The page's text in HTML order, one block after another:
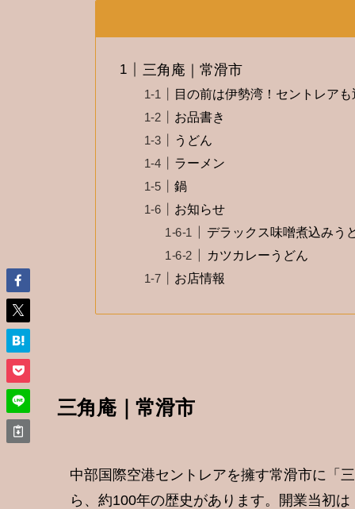
三角庵｜常滑市
目の前は伊勢湾！セントレア
お品書き
うどん
ラーメン
鍋
お知らせ
デラックス味噌煮込みう
カツカレーうどん
お店情報
三角庵｜常滑市
中部国際空港セントレアを擁す常滑市に「
ら、約100年の歴史があります。開業当初